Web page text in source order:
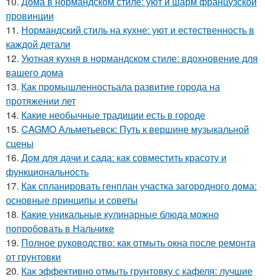
провинции
11. Нормандский стиль на кухне: уют и естественность в
каждой детали
12. Уютная кухня в нормандском стиле: вдохновение для
вашего дома
13. Как промышленностьала развитие города на
протяжении лет
14. Какие необычные традиции есть в городе
15. CAGMO Альметьевск: Путь к вершине музыкальной
сцены
16. Дом для дачи и сада: как совместить красоту и
функциональность
17. Как спланировать генплан участка загородного дома:
основные принципы и советы
18. Какие уникальные кулинарные блюда можно
попробовать в Нальчике
19. Полное руководство: как отмыть окна после ремонта
от грунтовки
20. Как эффективно отмыть грунтовку с кафеля: лучшие